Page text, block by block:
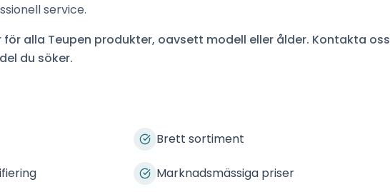
service.
för alla Teupen produkter, oavsett modell eller ålder. Kontakta oss
du söker.
Brett sortiment
Marknadsmässiga priser